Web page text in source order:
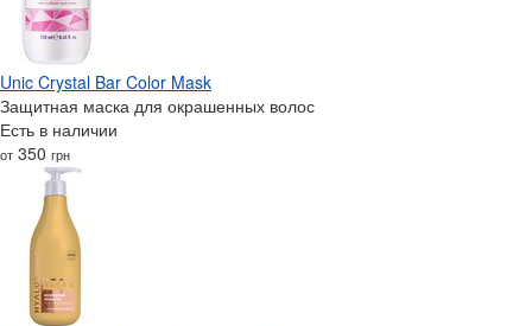
Unic Crystal Bar Color Mask
Защитная маска для окрашенных волос
Есть в наличии
от 350 грн